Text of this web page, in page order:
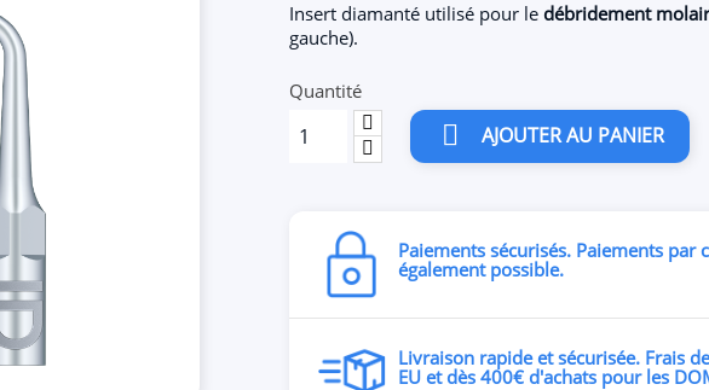
Insert diamanté utilisé pour le débridement
gauche).
Quantité
 AJOUTER AU PANIER
Paiements sécurisés. Paiements par
également possible.
Livraison rapide et sécurisée. Frais
EU et dès 400€ d'achats pour les